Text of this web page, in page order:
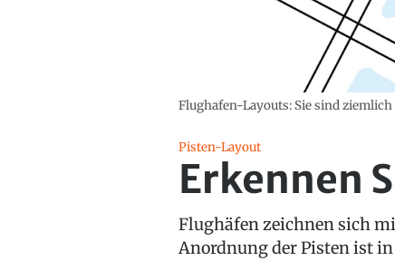
Flughafen-Layouts: Sie sind
Pisten-Layout
Erkennen
Flughäfen zeichnen sich
Anordnung der Pisten ist